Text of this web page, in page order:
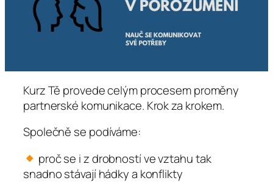
Kurz Tě provede celým procesem proměny
partnerské komunikace. Krok za krokem.
Společně se podíváme:
proč se i z drobností ve vztahu tak
snadno stávají hádky a konflikty